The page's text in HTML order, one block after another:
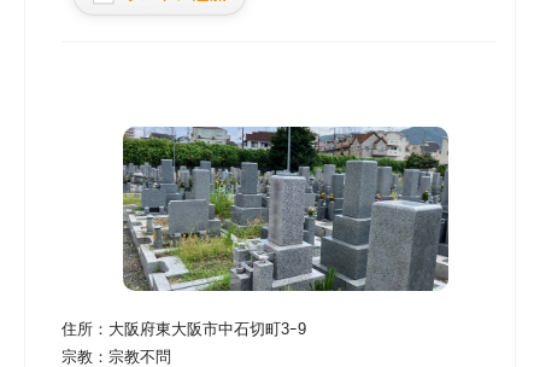
住所： 大阪府東大阪市中石切町3ｰ9
宗教： 宗教不問